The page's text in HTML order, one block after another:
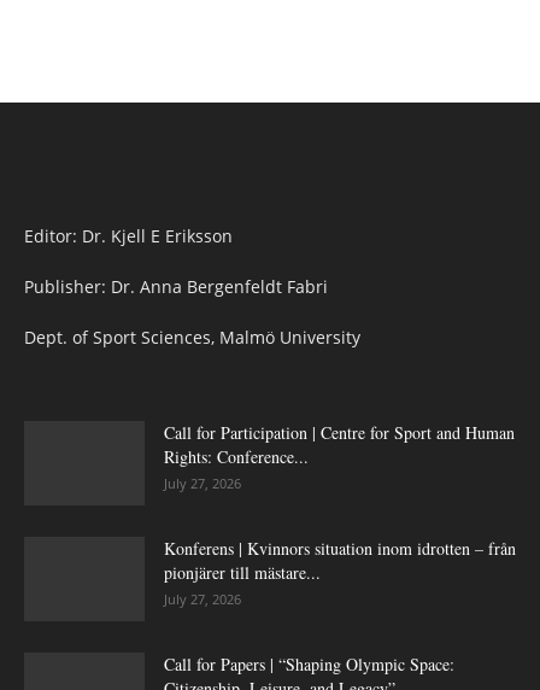
Editor: Dr. Kjell E Eriksson
Publisher: Dr. Anna Bergenfeldt Fabri
Dept. of Sport Sciences, Malmö University
Call for Participation | Centre for Sport and Human
Rights: Conference...
July 27, 2026
Konferens | Kvinnors situation inom idrotten – från
pionjärer till mästare...
July 27, 2026
Call for Papers | “Shaping Olympic Space: